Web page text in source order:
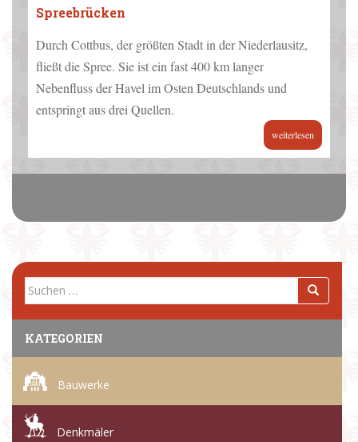
Spreebrücken
Durch Cottbus, der größten Stadt in der Niederlausitz,
fließt die Spree. Sie ist ein fast 400 km langer
Nebenfluss der Havel im Osten Deutschlands und
entspringt aus drei Quellen.
weiterlesen
Suchen
nach:
KATEGORIEN
Bauwerke
Denkmäler